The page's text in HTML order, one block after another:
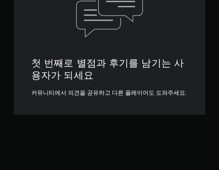
첫 번째로 별점과 후기를 남기는 사
용자가 되세요
커뮤니티에서 의견을 공유하고 다른 플레이어도 도와주세요.